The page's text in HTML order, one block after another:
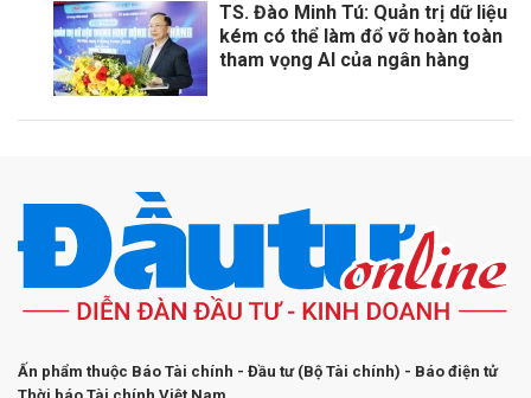
TS. Đào Minh Tú: Quản trị dữ liệu
kém có thể làm đổ vỡ hoàn toàn
tham vọng AI của ngân hàng
Ấn phẩm thuộc Báo Tài chính - Đầu tư (Bộ Tài chính) - Báo điện tử